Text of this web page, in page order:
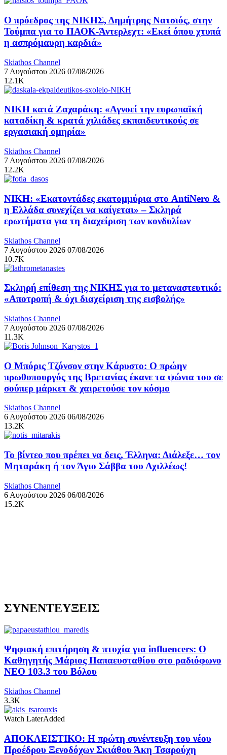
Ο πρόεδρος της ΝΙΚΗΣ, Δημήτρης Νατσιός, στην
Τούμπα για το ΠΑΟΚ-Άντερλεχτ: «Εκεί όπου χτυπά
η ασπρόμαυρη καρδιά»
Skiathos Channel
7 Αυγούστου 2026 07/08/2026
12.1K
ΝΙΚΗ κατά Ζαχαράκη: «Αγνοεί την ευρωπαϊκή
καταδίκη & κρατά χιλιάδες εκπαιδευτικούς σε
εργασιακή ομηρία»
Skiathos Channel
7 Αυγούστου 2026 07/08/2026
12.2K
ΝΙΚΗ: «Εκατοντάδες εκατομμύρια στο AntiNero &
η Ελλάδα συνεχίζει να καίγεται» – Σκληρά
ερωτήματα για τη διαχείριση των κονδυλίων
Skiathos Channel
7 Αυγούστου 2026 07/08/2026
10.7K
Σκληρή επίθεση της ΝΙΚΗΣ για το μεταναστευτικό:
«Αποτροπή & όχι διαχείριση της εισβολής»
Skiathos Channel
7 Αυγούστου 2026 07/08/2026
11.3K
Ο Μπόρις Τζόνσον στην Κάρυστο: Ο πρώην
πρωθυπουργός της Βρετανίας έκανε τα ψώνια του σε
σούπερ μάρκετ & χαιρετούσε τον κόσμο
Skiathos Channel
6 Αυγούστου 2026 06/08/2026
13.2K
Το βίντεο που πρέπει να δεις, Έλληνα: Διάλεξε… τον
Μηταράκη ή τον Άγιο Σάββα του Αχιλλέως!
Skiathos Channel
6 Αυγούστου 2026 06/08/2026
15.2K
ΣΥΝΕΝΤΕΥΞΕΙΣ
Ψηφιακή επιτήρηση & πτυχία για influencers: Ο
Καθηγητής Μάριος Παπαευσταθίου στο ραδιόφωνο
NEO 103.3 του Βόλου
Skiathos Channel
3.3K
Watch LaterAdded
ΑΠΟΚΛΕΙΣΤΙΚΟ: Η πρώτη συνέντευξη του νέου
Προέδρου Ξενοδόχων Σκιάθου Άκη Τσαρούχη